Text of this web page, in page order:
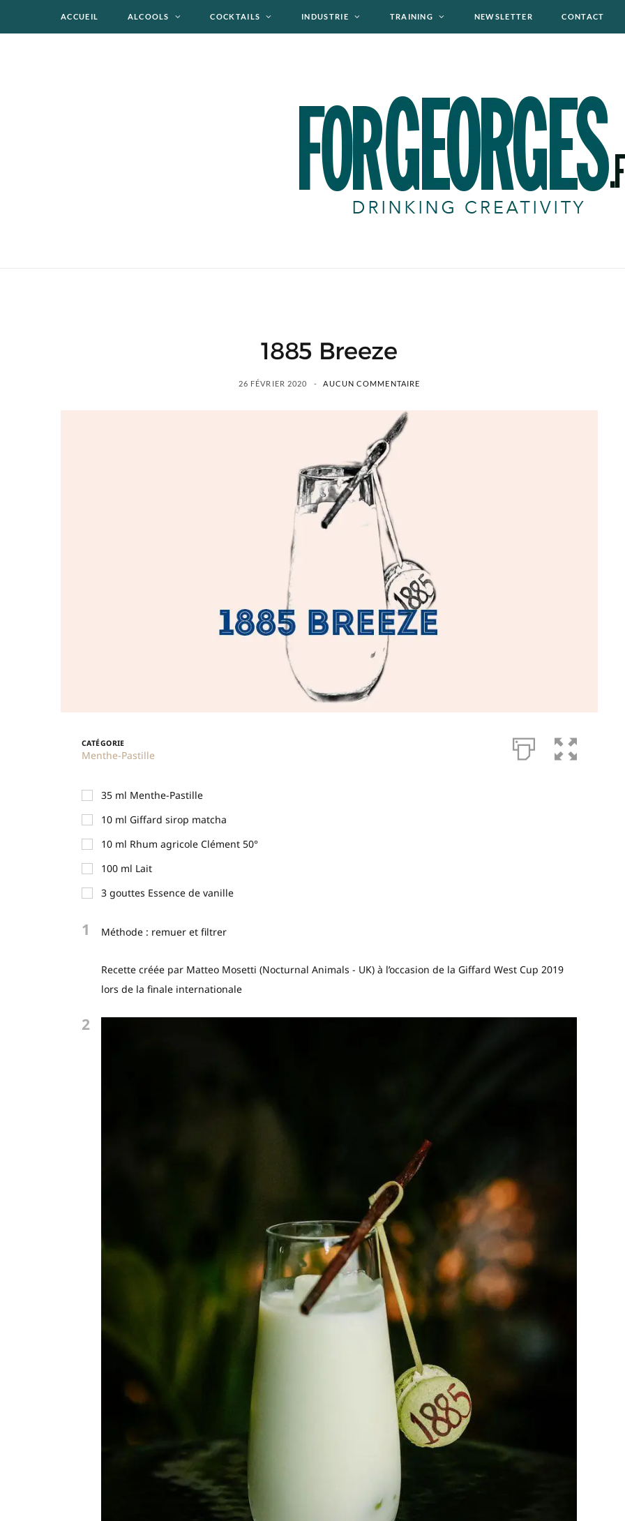
ACCUEIL ALCOOLS COCKTAILS INDUSTRIE TRAINING NEWSLETTER CONTACT
1885 Breeze
26 FÉVRIER 2020 AUCUN COMMENTAIRE
CATÉGORIE
Menthe-Pastille
35 ml Menthe-Pastille
10 ml Giffard sirop matcha
10 ml Rhum agricole Clément 50°
100 ml Lait
3 gouttes Essence de vanille
1 Méthode : remuer et filtrer
Recette créée par Matteo Mosetti (Nocturnal Animals - UK) à l’occasion de la Giffard West Cup 2019
lors de la finale internationale
2